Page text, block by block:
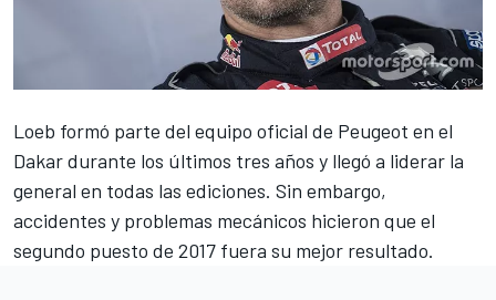
Loeb formó parte del equipo oficial de Peugeot en el
Dakardurante los últimos tres años y llegó a liderar la
general en todas las ediciones. Sin embargo,
accidentes y problemas mecánicos hicieron que el
segundo puesto de 2017 fuera su mejor resultado.